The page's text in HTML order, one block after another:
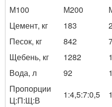
М100
М200
Цемент, кг
183
Песок, кг
842
Щебень, кг
1282
Вода, л
92
Пропорции
Ц:П:Щ:В
1:4,5:7:0,5